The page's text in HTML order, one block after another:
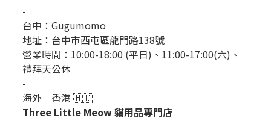
-
台中： Gugumomo
地址： 台中市西屯區龍門路138號
營業時間：10:00-18:00 (平日)、11:00-17:00(六)、
禮拜天公休
-
海外｜香港 🇭🇰
Three Little Meow 貓用品專門店